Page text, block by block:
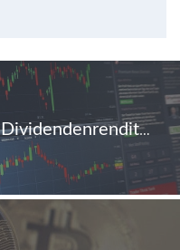
Investieren in Aktien: Die Dividendenrendite als interessante Ertragsform